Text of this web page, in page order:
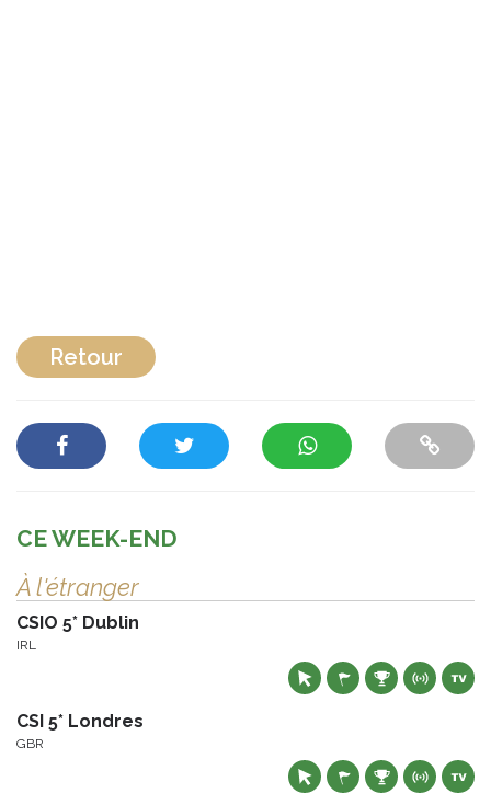
Retour
CE WEEK-END
À l'étranger
CSIO 5* Dublin
IRL
CSI 5* Londres
GBR